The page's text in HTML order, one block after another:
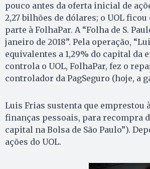
pouco antes da oferta inicial de
2,27 bilhões de dólares; o UOL
parte à FolhaPar. A “Folha de S.
janeiro de 2018”. Pela operação,
equivalentes a 1,29% do capital da
controla o UOL, FolhaPar, fez o
controlador da PagSeguro (hoje, a
Luis Frias sustenta que emprestou
finanças pessoais, para recompra
capital na Bolsa de São Paulo”).
ações do UOL.